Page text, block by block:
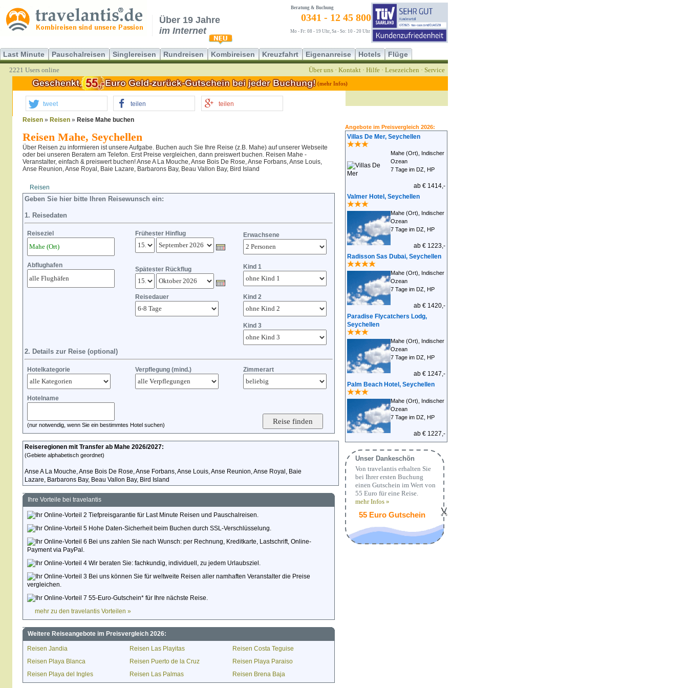
Über 19 Jahre
im Internet
Beratung & Buchung
0341 - 12 45 800
Mo - Fr: 08 - 19 Uhr, Sa - So: 10 - 20 Uhr
Last Minute Pauschalreisen Singlereisen Rundreisen Kombireisen Kreuzfahrt Eigenanreise Hotels Flüge
2221 Users online Über uns · Kontakt · Hilfe · Lesezeichen · Service
(mehr Infos)
tweet teilen teilen
Reisen » Reisen » Reise Mahe buchen
Reisen Mahe, Seychellen
Über Reisen zu informieren ist unsere Aufgabe. Buchen auch Sie Ihre Reise (z.B. Mahe) auf unserer Webseite
oder bei unseren Beratern am Telefon. Erst Preise vergleichen, dann preiswert buchen. Reisen Mahe -
Veranstalter, einfach & preiswert buchen! Anse A La Mouche, Anse Bois De Rose, Anse Forbans, Anse Louis,
Anse Reunion, Anse Royal, Baie Lazare, Barbarons Bay, Beau Vallon Bay, Bird Island
Reisen
Geben Sie hier bitte Ihren Reisewunsch ein:
1. Reisedaten
Reiseziel Frühester Hinflug Erwachsene
Abflughafen
Spätester Rückflug Kind 1
Reisedauer Kind 2
Kind 3
2. Details zur Reise (optional)
Hotelkategorie Verpflegung (mind.) Zimmerart
Hotelname
(nur notwendig, wenn Sie ein bestimmtes Hotel suchen)
Reiseregionen mit Transfer ab Mahe 2026/2027:
(Gebiete alphabetisch geordnet)
Anse A La Mouche, Anse Bois De Rose, Anse Forbans, Anse Louis, Anse Reunion, Anse Royal, Baie
Lazare, Barbarons Bay, Beau Vallon Bay, Bird Island
Ihre Vorteile bei travelantis
Tiefpreisgarantie für Last Minute Reisen und Pauschalreisen.
Hohe Daten-Sicherheit beim Buchen durch SSL-Verschlüsselung.
Bei uns zahlen Sie nach Wunsch: per Rechnung, Kreditkarte, Lastschrift, Online-
Payment via PayPal.
Wir beraten Sie: fachkundig, individuell, zu jedem Urlaubsziel.
Bei uns können Sie für weltweite Reisen aller namhaften Veranstalter die Preise
vergleichen.
55-Euro-Gutschein* für Ihre nächste Reise.
mehr zu den travelantis Vorteilen »
Weitere Reiseangebote im Preisvergleich 2026:
Reisen Jandia Reisen Las Playitas
Reisen Costa Teguise
Reisen Playa Blanca
Reisen Puerto de la Cruz
Reisen Playa Paraiso
Reisen Playa del Ingles
Reisen Las Palmas Reisen Brena Baja
Angebote im Preisvergleich 2026:
Villas De Mer, Seychellen
Mahe (Ort), Indischer
Ozean
7 Tage im DZ, HP
ab € 1414,-
Valmer Hotel, Seychellen
Mahe (Ort), Indischer
Ozean
7 Tage im DZ, HP
ab € 1223,-
Radisson Sas Dubai, Seychellen
Mahe (Ort), Indischer
Ozean
7 Tage im DZ, HP
ab € 1420,-
Paradise Flycatchers Lodg,
Seychellen
Mahe (Ort), Indischer
Ozean
7 Tage im DZ, HP
ab € 1247,-
Palm Beach Hotel, Seychellen
Mahe (Ort), Indischer
Ozean
7 Tage im DZ, HP
ab € 1227,-
Unser Dankeschön
Von travelantis erhalten Sie
bei Ihrer ersten Buchung
einen Gutschein im Wert von
55 Euro für eine Reise.
mehr Infos »
55 Euro Gutschein